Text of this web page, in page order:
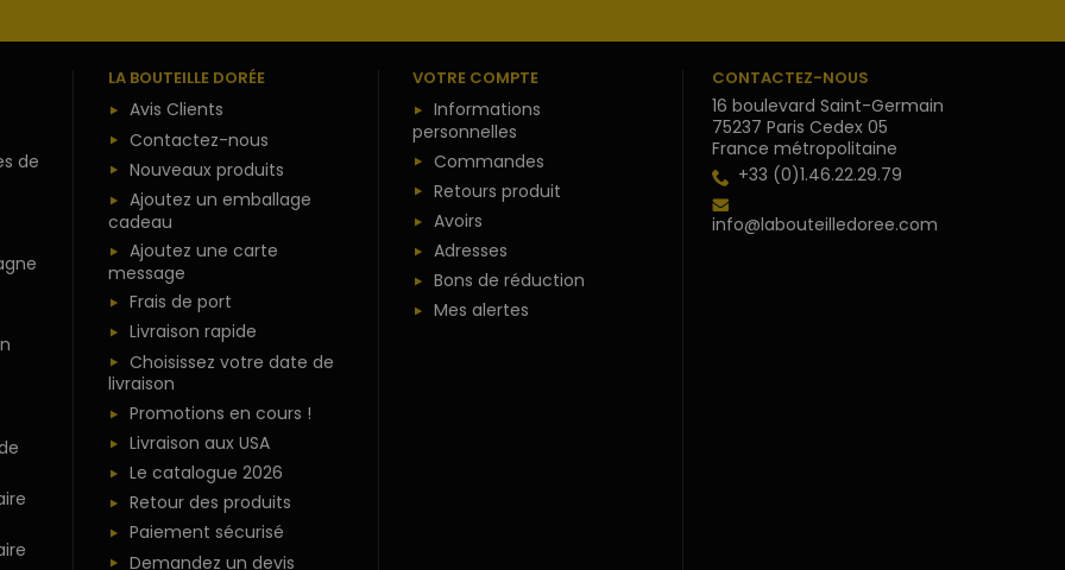
de
LA BOUTEILLE DORÉE
Avis Clients
Contactez-nous
Nouveaux produits
Ajoutez un emballage
cadeau
Ajoutez une carte
message
Frais de port
Livraison rapide
Choisissez votre date de
livraison
Promotions en cours !
Livraison aux USA
Le catalogue 2026
Retour des produits
Paiement sécurisé
Demandez un devis
VOTRE COMPTE
Informations
personnelles
Commandes
Retours produit
Avoirs
Adresses
Bons de réduction
Mes alertes
CONTACTEZ-NOUS
16 boulevard Saint-Germain
75237 Paris Cedex 05
France métropolitaine
+33 (0)1.46.22.29.79
info@labouteilledoree.com